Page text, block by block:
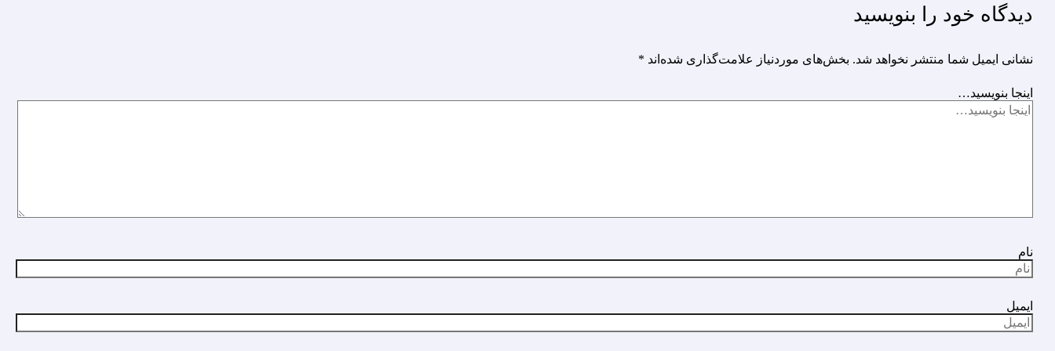
دیدگاه‌ خود را بنویسید
نشانی ایمیل شما منتشر نخواهد شد. بخش‌های موردنیاز علامت‌گذاری شده‌اند *
اینجا بنویسید…
نام
ایمیل